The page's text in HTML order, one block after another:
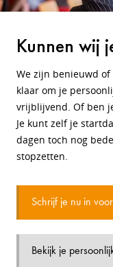
Kunnen wij
We zijn benieuwd
klaar om je
vrijblijvend. Of ben
Je kunt zelf je
dagen toch nog
stopzetten.
Schrijf je nu in
Bekijk je